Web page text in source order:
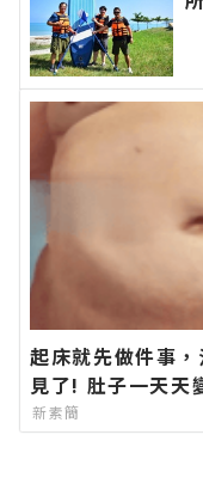
起床就先做件事
見了! 肚子一天天
新素簡